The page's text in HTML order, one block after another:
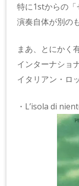
特に1stからの
演奏自体が別の
まあ、とにかく
インターナショ
イタリアン・ロ
・L’isola di